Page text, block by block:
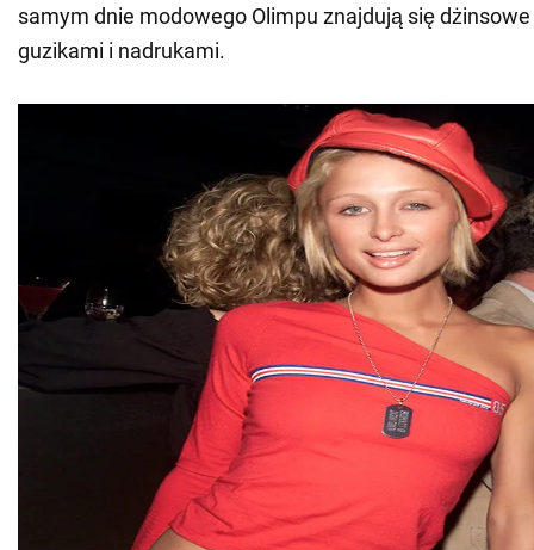
samym dnie modowego Olimpu znajdują się
guzikami i nadrukami.